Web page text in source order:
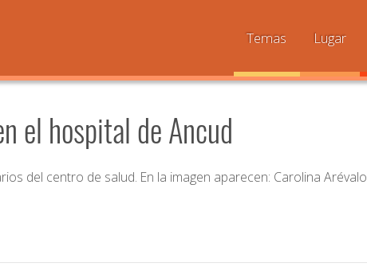
Temas Lugar
el hospital de Ancud
del centro de salud. En la imagen aparecen: Carolina Arévalo